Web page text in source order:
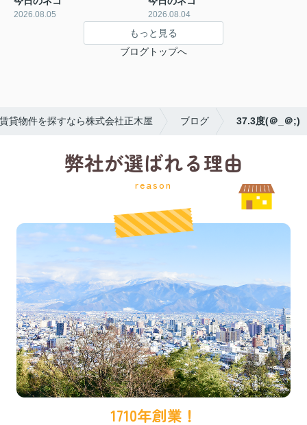
2026.08.05 2026.08.04
もっと見る
ブログトップへ
貸物件を探すなら株式会社正木屋 ブログ 37.3度(＠_＠;)
弊社が選ばれる理由
reason
1710年創業！